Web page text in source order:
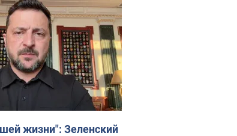
жизни": Зеленский